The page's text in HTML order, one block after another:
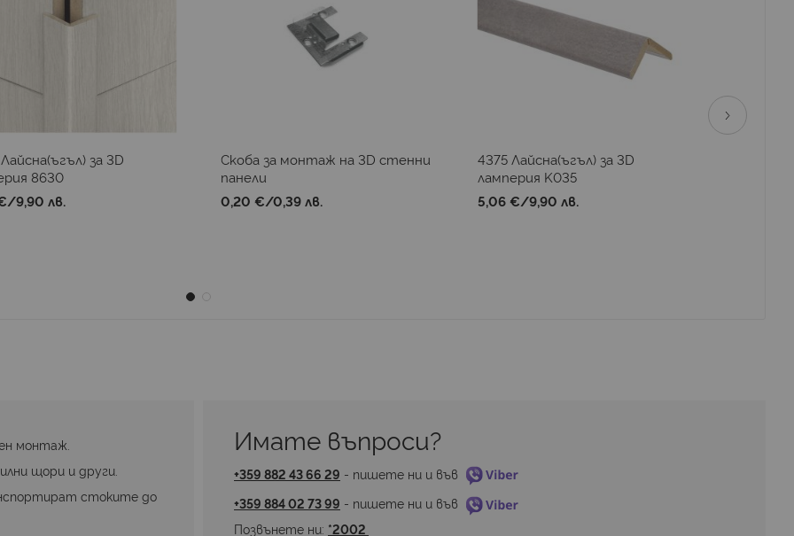
за 3D
8630
/9,90 лв.
Скоба за монтаж на 3D стенни
панели
0,20 €/0,39 лв.
4375 Лайсна(ъгъл) за 3D
ламперия K035
5,06 €/9,90 лв.
монтаж.
щори и други.
стоките до
Имате въпроси?
+359 882 43 66 29 - пишете ни и във
+359 884 02 73 99 - пишете ни и във
Позвънете ни: *2002